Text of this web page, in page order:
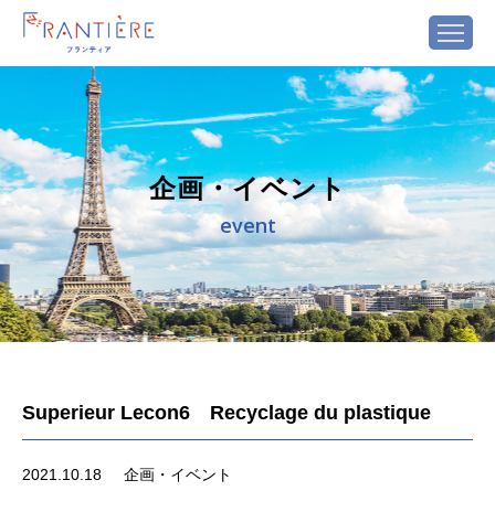
企画・イベント
event
Superieur Lecon6 Recyclage du plastique
2021.10.18 企画・イベント